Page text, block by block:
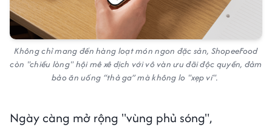
Không chỉ mang đến hàng loạt món ngon đặc sản, ShopeeFood
còn "chiều lòng" hội mê xê dịch với vô vàn ưu đãi độc quyền, đảm
bảo ăn uống “thả ga” mà không lo "xẹp ví".
Ngày càng mở rộng "vùng phủ sóng",